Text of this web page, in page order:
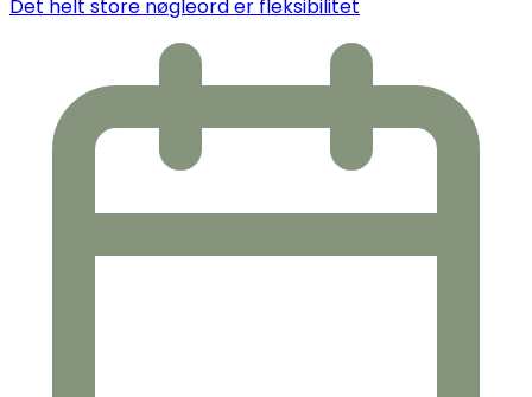
Det helt store nøgleord er fleksibilitet